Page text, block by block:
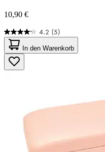
10,90 €
4.2 (5)
4.2
von
5
Sternen.
5
In den Warenkorb